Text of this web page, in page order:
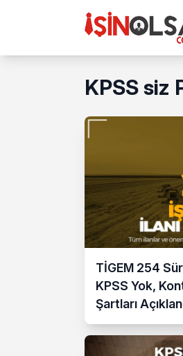
KPSS siz
TİGEM 254
KPSS Yok,
Şartları